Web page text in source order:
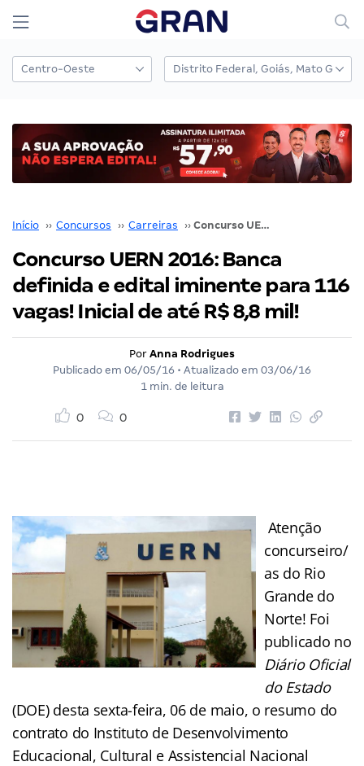
Início ›› Concursos ›› Carreiras ›› Concurso UERN 2016: Banca definida e edital iminente para 116 vagas! Inicial de até R$ 8,8 mil!
Concurso UERN 2016: Banca
definida e edital iminente para 116
vagas! Inicial de até R$ 8,8 mil!
Por Anna Rodrigues
Publicado em 06/05/16 • Atualizado em 03/06/16
1 min. de leitura
0 0
Atenção
concurseiro/
as do Rio
Grande do
Norte! Foi
publicado no
Diário Oficial
do Estado
(DOE) desta sexta-feira, 06 de maio, o resumo do
contrato do Instituto de Desenvolvimento
Educacional, Cultural e Assistencial Nacional